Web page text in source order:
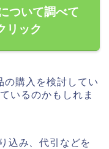
ついて調べて
リック
の購入を検討してい
いるのかもしれま
込み、代引などを